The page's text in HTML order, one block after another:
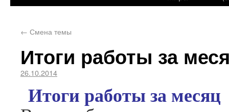
← Смена темы
Итоги работы за
26.10.2014
Итоги работы за месяц